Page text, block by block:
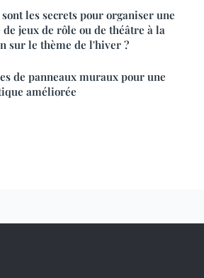
les secrets pour organiser une
de jeux de rôle ou de théâtre à la
sur le thème de l'hiver ?
de panneaux muraux pour une
améliorée